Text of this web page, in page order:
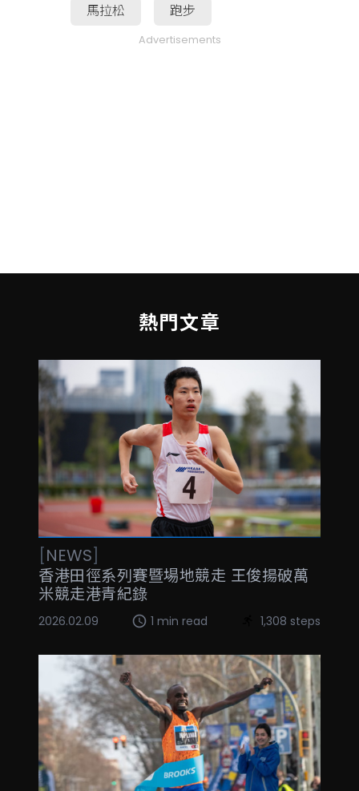
馬拉松 跑步
Advertisements
熱門文章
[NEWS]
香港田徑系列賽暨場地競走 王俊揚破萬
米競走港青紀錄
2026.02.09 1 min read 1,308 steps